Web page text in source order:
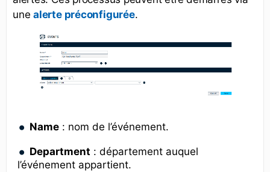
unealerte préconfigurée.
Name : nom de l’événement.
Department : département auquel
l’événement appartient.